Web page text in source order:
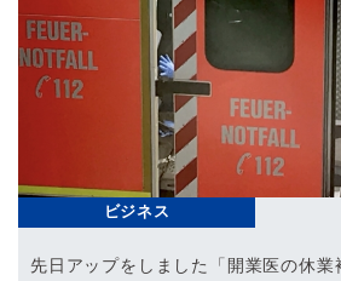
ビジネス
先日アップをしました「開業医の休業